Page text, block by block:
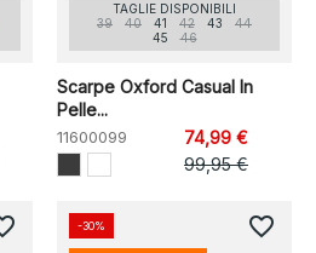
TAGLIE DISPONIBILI
39
40 41 42 43
44
45
46
Scarpe Oxford Casual In
Pelle...
11600099
74,99 €
99,95 €
-30% favorite_border